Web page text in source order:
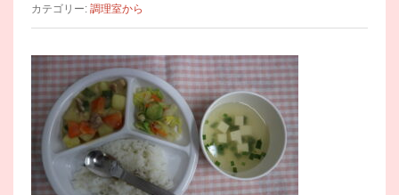
カテゴリー: 調理室から